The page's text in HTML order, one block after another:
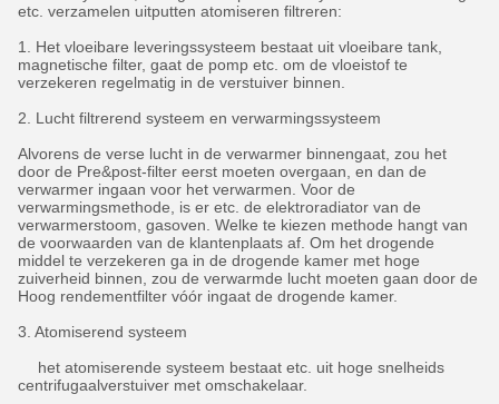
etc. verzamelen uitputten atomiseren filtreren:
1. Het vloeibare leveringssysteem bestaat uit vloeibare tank,
magnetische filter, gaat de pomp etc. om de vloeistof te
verzekeren regelmatig in de verstuiver binnen.
2. Lucht filtrerend systeem en verwarmingssysteem
Alvorens de verse lucht in de verwarmer binnengaat, zou het
door de Pre&post-filter eerst moeten overgaan, en dan de
verwarmer ingaan voor het verwarmen. Voor de
verwarmingsmethode, is er etc. de elektroradiator van de
verwarmerstoom, gasoven. Welke te kiezen methode hangt van
de voorwaarden van de klantenplaats af. Om het drogende
middel te verzekeren ga in de drogende kamer met hoge
zuiverheid binnen, zou de verwarmde lucht moeten gaan door de
Hoog rendementfilter vóór ingaat de drogende kamer.
3. Atomiserend systeem
het atomiserende systeem bestaat etc. uit hoge snelheids
centrifugaalverstuiver met omschakelaar.